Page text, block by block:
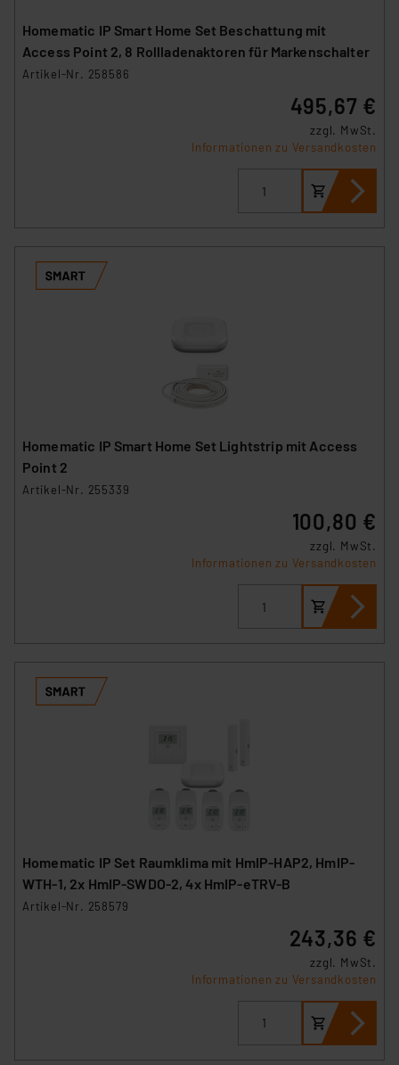
Homematic IP Smart Home Set Beschattung mit
Access Point 2, 8 Rollladenaktoren für Markenschalter
Artikel-Nr. 258586
495,67 €
zzgl. MwSt.
Informationen zu Versandkosten
Homematic IP Smart Home Set Lightstrip mit Access
Point 2
Artikel-Nr. 255339
100,80 €
zzgl. MwSt.
Informationen zu Versandkosten
Homematic IP Set Raumklima mit HmIP-HAP2, HmIP-
WTH-1, 2x HmIP-SWDO-2, 4x HmIP-eTRV-B
Artikel-Nr. 258579
243,36 €
zzgl. MwSt.
Informationen zu Versandkosten